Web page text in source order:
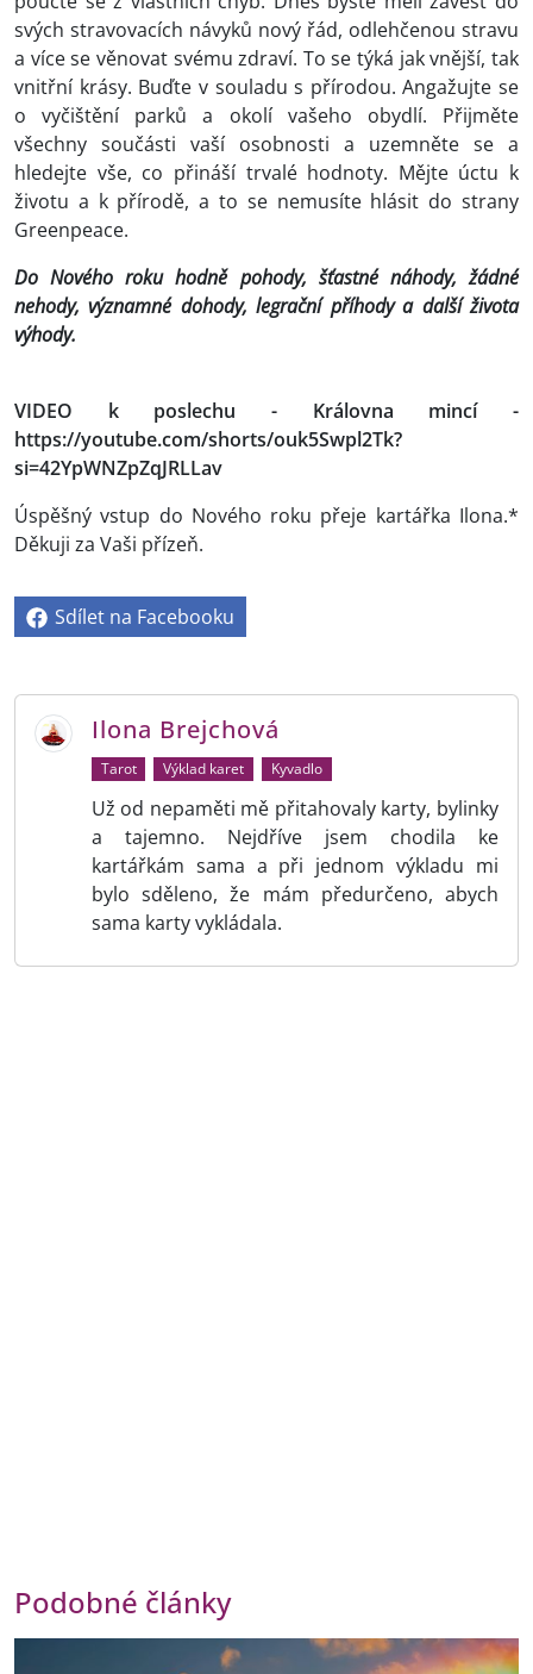
svých stravovacích návyků nový řád, odlehčenou stravu
a více se věnovat svému zdraví. To se týká jak vnější, tak
vnitřní krásy. Buďte v souladu s přírodou. Angažujte se
o vyčištění parků a okolí vašeho obydlí. Přijměte
všechny součásti vaší osobnosti a uzemněte se a
hledejte vše, co přináší trvalé hodnoty. Mějte úctu k
životu a k přírodě, a to se nemusíte hlásit do strany
Greenpeace.
Do Nového roku hodně pohody, šťastné náhody, žádné
nehody, významné dohody, legrační příhody a další života
výhody.
VIDEO k poslechu - Královna mincí -
https://youtube.com/shorts/ouk5Swpl2Tk?
si=42YpWNZpZqJRLLav
Úspěšný vstup do Nového roku přeje kartářka Ilona.*
Děkuji za Vaši přízeň.
Sdílet na Facebooku
Ilona Brejchová
Tarot Výklad karet Kyvadlo
Už od nepaměti mě přitahovaly karty, bylinky
a tajemno. Nejdříve jsem chodila ke
kartářkám sama a při jednom výkladu mi
bylo sděleno, že mám předurčeno, abych
sama karty vykládala.
Podobné články